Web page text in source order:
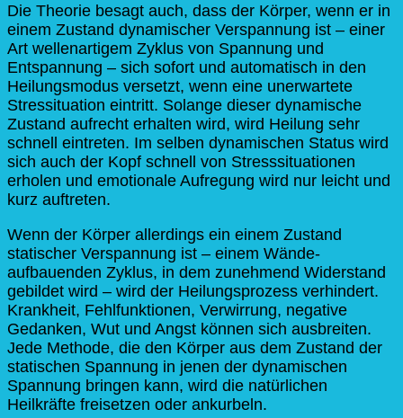
Die Theorie besagt auch, dass der Körper, wenn er in
einem Zustand dynamischer Verspannung ist – einer
Art wellenartigem Zyklus von Spannung und
Entspannung – sich sofort und automatisch in den
Heilungsmodus versetzt, wenn eine unerwartete
Stressituation eintritt. Solange dieser dynamische
Zustand aufrecht erhalten wird, wird Heilung sehr
schnell eintreten. Im selben dynamischen Status wird
sich auch der Kopf schnell von Stresssituationen
erholen und emotionale Aufregung wird nur leicht und
kurz auftreten.
Wenn der Körper allerdings ein einem Zustand
statischer Verspannung ist – einem Wände-
aufbauenden Zyklus, in dem zunehmend Widerstand
gebildet wird – wird der Heilungsprozess verhindert.
Krankheit, Fehlfunktionen, Verwirrung, negative
Gedanken, Wut und Angst können sich ausbreiten.
Jede Methode, die den Körper aus dem Zustand der
statischen Spannung in jenen der dynamischen
Spannung bringen kann, wird die natürlichen
Heilkräfte freisetzen oder ankurbeln.